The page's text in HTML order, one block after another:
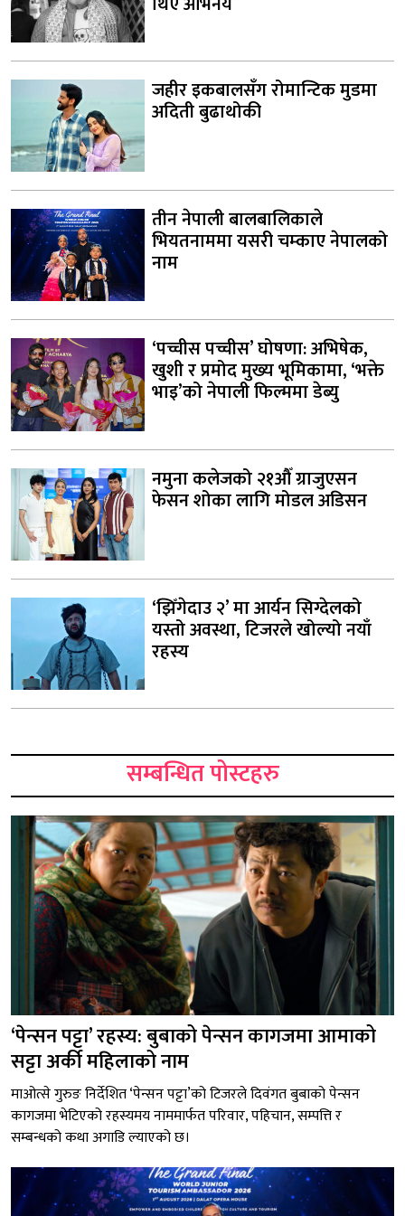
जहीर इकबालसँग रोमान्टिक मुडमा
अदिती बुढाथोकी
तीन नेपाली बालबालिकाले
भियतनाममा यसरी चम्काए नेपालको
नाम
‘पच्चीस पच्चीस’ घोषणा: अभिषेक,
खुशी र प्रमोद मुख्य भूमिकामा, ‘भक्ते
भाइ’को नेपाली फिल्ममा डेब्यु
नमुना कलेजको २१औँ ग्राजुएसन
फेसन शोका लागि मोडल अडिसन
‘झिँगेदाउ २’ मा आर्यन सिग्देलको
यस्तो अवस्था, टिजरले खोल्यो नयाँ
रहस्य
सम्बन्धित पोस्टहरु
‘पेन्सन पट्टा’ रहस्य: बुबाको पेन्सन कागजमा आमाको
सट्टा अर्की महिलाको नाम
माओत्से गुरुङ निर्देशित ‘पेन्सन पट्टा’को टिजरले दिवंगत बुबाको पेन्सन
कागजमा भेटिएको रहस्यमय नाममार्फत परिवार, पहिचान, सम्पत्ति र
सम्बन्धको कथा अगाडि ल्याएको छ।